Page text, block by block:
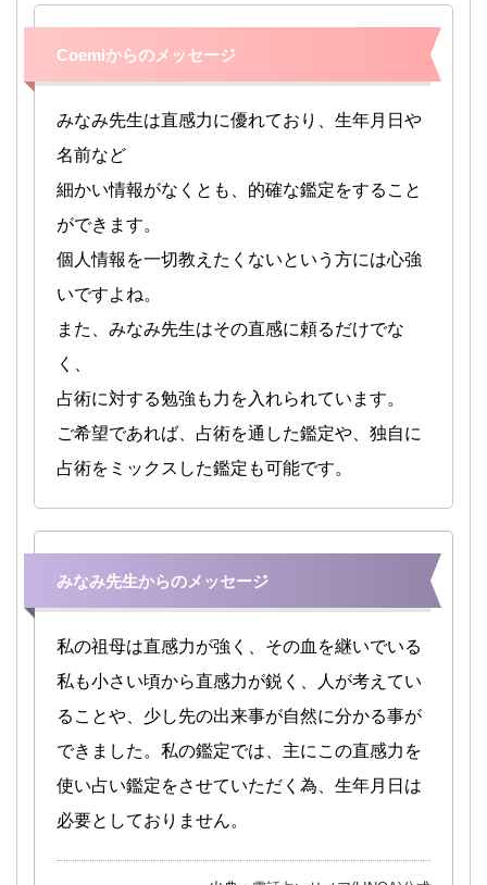
Coemiからのメッセージ
みなみ先生は直感力に優れており、生年月日や
名前など
細かい情報がなくとも、的確な鑑定をすること
ができます。
個人情報を一切教えたくないという方には心強
いですよね。
また、みなみ先生はその直感に頼るだけでな
く、
占術に対する勉強も力を入れられています。
ご希望であれば、占術を通した鑑定や、独自に
占術をミックスした鑑定も可能です。
みなみ先生からのメッセージ
私の祖母は直感力が強く、その血を継いでいる
私も小さい頃から直感力が鋭く、人が考えてい
ることや、少し先の出来事が自然に分かる事が
できました。私の鑑定では、主にこの直感力を
使い占い鑑定をさせていただく為、生年月日は
必要としておりません。